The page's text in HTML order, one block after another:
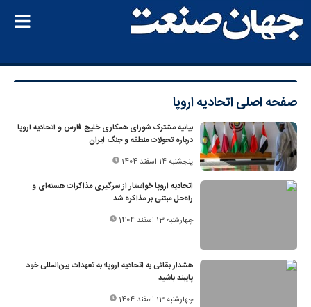
صفحه اصلیاتحادیه اروپا
بیانیه مشترک شورای همکاری خلیج فارس و اتحادیه اروپا
درباره تحولات منطقه و جنگ ایران
پنجشنبه 14 اسفند 1404
اتحادیه اروپا خواستار از سرگیری مذاکرات هسته‌ای و
راه‌حل مبتنی بر مذاکره شد
چهارشنبه 13 اسفند 1404
هشدار بقائی به اتحادیه اروپا؛ به تعهدات بین‌المللی خود
پایبند باشید
چهارشنبه 13 اسفند 1404